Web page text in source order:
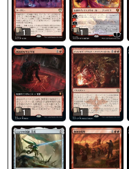
1 1
1 1